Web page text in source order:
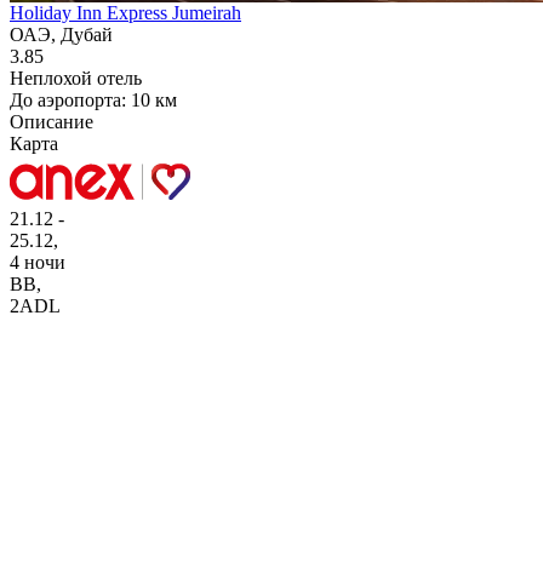
Holiday Inn Express Jumeirah
ОАЭ, Дубай
3.85
Неплохой отель
До аэропорта: 10 км
Описание
Карта
21.12 -
25.12,
4 ночи
BB,
2ADL